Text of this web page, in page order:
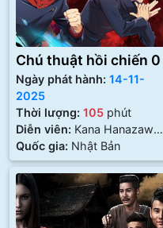
Chú thuật hồi chiến 0
Ngày phát hành: 14-11-
2025
Thời lượng: 105 phút
Diễn viên: Kana Hanazawa,
Yuichi Nakamura, Kōki
Uchiyama
Quốc gia: Nhật Bản